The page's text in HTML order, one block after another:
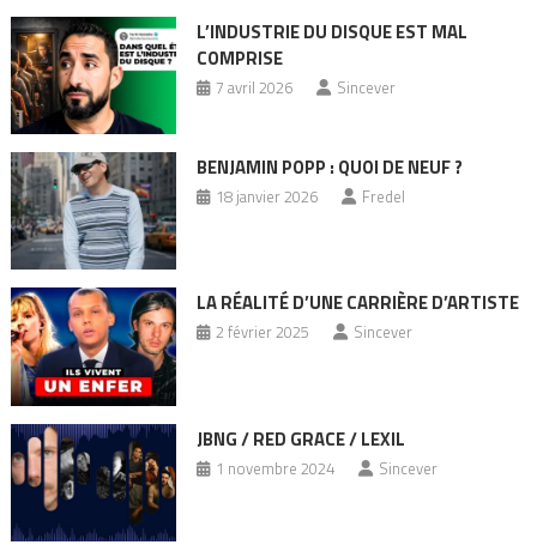
L’INDUSTRIE DU DISQUE EST MAL
COMPRISE
7 avril 2026 Sincever
BENJAMIN POPP : QUOI DE NEUF ?
18 janvier 2026 Fredel
LA RÉALITÉ D’UNE CARRIÈRE D’ARTISTE
2 février 2025 Sincever
JBNG / RED GRACE / LEXIL
1 novembre 2024 Sincever